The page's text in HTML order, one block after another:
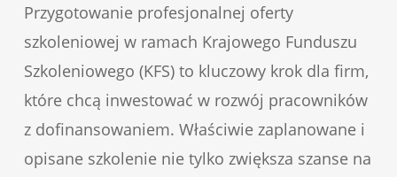
Przygotowanie profesjonalnej oferty
szkoleniowej w ramach Krajowego Funduszu
Szkoleniowego (KFS) to kluczowy krok dla firm,
które chcą inwestować w rozwój pracowników
z dofinansowaniem. Właściwie zaplanowane i
opisane szkolenie nie tylko zwiększa szanse na